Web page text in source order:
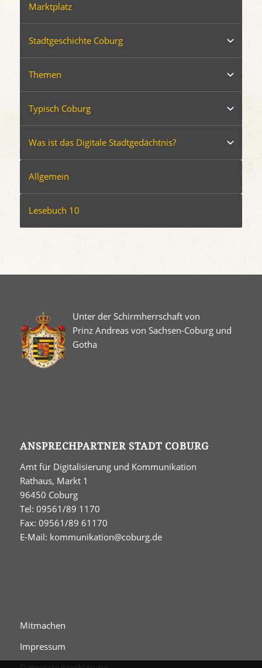
Marktplatz
Stadtgeschichte Coburg
Themen
Typisch Coburg
Was ist das Digitale Stadtgedächtnis?
Allgemein
Lesebuch 10
Unter der Schirmherrschaft von
Prinz Andreas von Sachsen-Coburg und
Gotha
ANSPRECHPARTNER STADT COBURG
Amt für Digitalisierung und Kommunikation
Rathaus, Markt 1
96450 Coburg
Tel: 09561/89 1170
Fax: 09561/89 61170
E-Mail: kommunikation@coburg.de
Mitmachen
Impressum